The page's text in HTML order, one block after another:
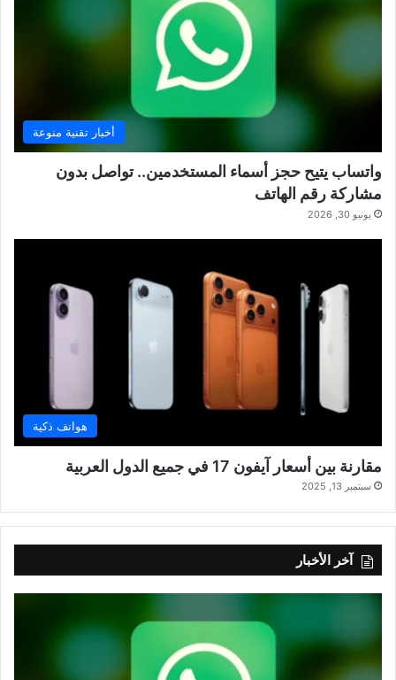
أخبار تقنية منوعة
واتساب يتيح حجز أسماء المستخدمين.. تواصل بدون
مشاركة رقم الهاتف
يونيو 30, 2026
هواتف ذكية
مقارنة بين أسعار آيفون 17 في جميع الدول العربية
سبتمبر 13, 2025
آخر الأخبار